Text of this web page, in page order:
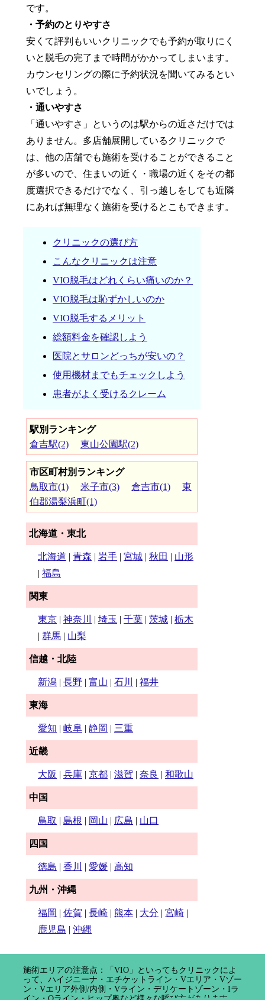
です。
・予約のとりやすさ
安くて評判もいいクリニックでも予約が取りにく
いと脱毛の完了まで時間がかかってしまいます。
カウンセリングの際に予約状況を聞いてみるとい
いでしょう。
・通いやすさ
「通いやすさ」というのは駅からの近さだけでは
ありません。多店舗展開しているクリニックで
は、他の店舗でも施術を受けることができること
が多いので、住まいの近く・職場の近くをその都
度選択できるだけでなく、引っ越しをしても近隣
にあれば無理なく施術を受けるとこもできます。
クリニックの選び方
こんなクリニックは注意
VIO脱毛はどれくらい痛いのか？
VIO脱毛は恥ずかしいのか
VIO脱毛するメリット
総額料金を確認しよう
医院とサロンどっちが安いの？
使用機材までもチェックしよう
患者がよく受けるクレーム
駅別ランキング
倉吉駅(2)
東山公園駅(2)
市区町村別ランキング
鳥取市(1)
米子市(3) 倉吉市(1)
東
伯郡湯梨浜町(1)
北海道・東北
北海道 | 青森 | 岩手 | 宮城 | 秋田 | 山形
| 福島
関東
東京 | 神奈川 | 埼玉 | 千葉 | 茨城 | 栃木
| 群馬 | 山梨
信越・北陸
新潟 | 長野 | 富山 | 石川 | 福井
東海
愛知 | 岐阜 | 静岡 | 三重
近畿
大阪 | 兵庫 | 京都 | 滋賀 | 奈良 | 和歌山
中国
鳥取 | 島根 | 岡山 | 広島 | 山口
四国
徳島 | 香川 | 愛媛 | 高知
九州・沖縄
福岡 | 佐賀 | 長崎 | 熊本 | 大分 | 宮崎 |
鹿児島 | 沖縄
施術エリアの注意点：「VIO」といってもクリニックによ
って、ハイジニーナ・エチケットライン・Vエリア・Vゾー
ン・Vエリア外側/内側・Vライン・デリケートゾーン・Iラ